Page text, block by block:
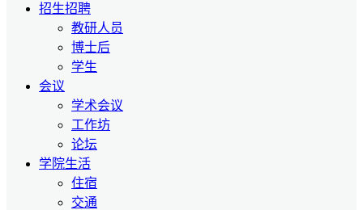
招生招聘
教研人员
博士后
学生
会议
学术会议
工作坊
论坛
学院生活
住宿
交通